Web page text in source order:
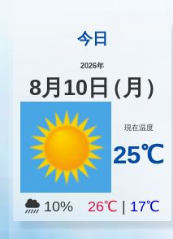
今日
2026年
8月 10 日（月）
現在温度
25℃
10% 26℃ 17℃